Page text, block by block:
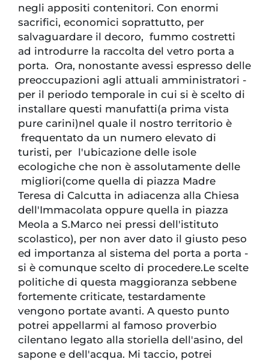
negli appositi contenitori. Con enormi
sacrifici, economici soprattutto, per
salvaguardare il decoro, fummo costretti
ad introdurre la raccolta del vetro porta a
porta. Ora, nonostante avessi espresso delle
preoccupazioni agli attuali amministratori -
per il periodo temporale in cui si è scelto di
installare questi manufatti(a prima vista
pure carini)nel quale il nostro territorio è
frequentato da un numero elevato di
turisti, per l'ubicazione delle isole
ecologiche che non è assolutamente delle
migliori(come quella di piazza Madre
Teresa di Calcutta in adiacenza alla Chiesa
dell'Immacolata oppure quella in piazza
Meola a S.Marco nei pressi dell'istituto
scolastico), per non aver dato il giusto peso
ed importanza al sistema del porta a porta -
si è comunque scelto di procedere.Le scelte
politiche di questa maggioranza sebbene
fortemente criticate, testardamente
vengono portate avanti. A questo punto
potrei appellarmi al famoso proverbio
cilentano legato alla storiella dell'asino, del
sapone e dell'acqua. Mi taccio, potrei